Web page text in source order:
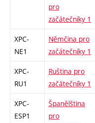
pro
začátečníky 1
XPC-
NE1
Němčina pro
začátečníky 1
XPC-
RU1
Ruština pro
začátečníky 1
XPC-
ESP1
Španělština
pro